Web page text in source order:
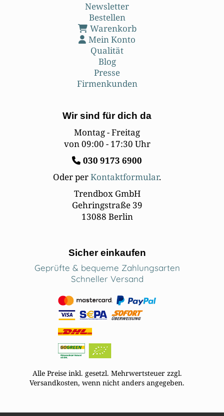
Newsletter
Bestellen
Warenkorb
Mein Konto
Qualität
Blog
Presse
Firmenkunden
Wir sind für dich da
Montag - Freitag
von 09:00 - 17:30 Uhr
030 9173 6900
Oder perKontaktformular.
Trendbox GmbH
Gehringstraße 39
13088 Berlin
Sicher einkaufen
Geprüfte & bequeme Zahlungsarten
Schneller Versand
Alle Preise inkl. gesetzl. Mehrwertsteuer zzgl.
Versandkosten, wenn nicht anders angegeben.